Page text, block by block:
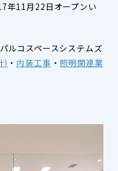
年11月22日オープンい
ルコスペースシステムズ
) ・ 内装工事 ・ 照明関連業